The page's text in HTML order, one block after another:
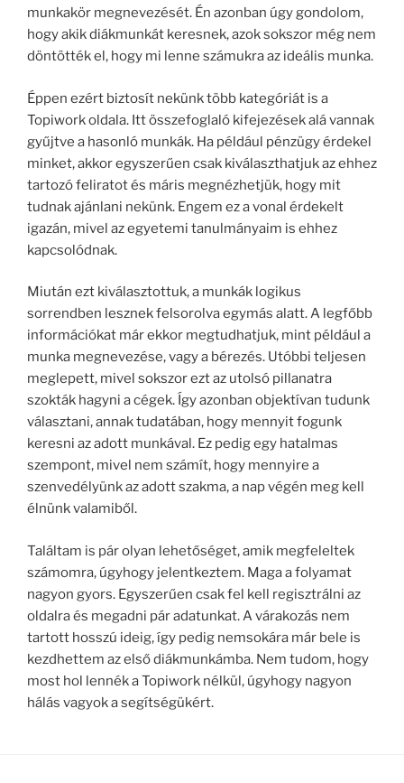
munkakör megnevezését. Én azonban úgy gondolom,
hogy akik diákmunkát keresnek, azok sokszor még nem
döntötték el, hogy mi lenne számukra az ideális munka.
Éppen ezért biztosít nekünk több kategóriát is a
Topiwork oldala. Itt összefoglaló kifejezések alá vannak
gyűjtve a hasonló munkák. Ha például pénzügy érdekel
minket, akkor egyszerűen csak kiválaszthatjuk az ehhez
tartozó feliratot és máris megnézhetjük, hogy mit
tudnak ajánlani nekünk. Engem ez a vonal érdekelt
igazán, mivel az egyetemi tanulmányaim is ehhez
kapcsolódnak.
Miután ezt kiválasztottuk, a munkák logikus
sorrendben lesznek felsorolva egymás alatt. A legfőbb
információkat már ekkor megtudhatjuk, mint például a
munka megnevezése, vagy a bérezés. Utóbbi teljesen
meglepett, mivel sokszor ezt az utolsó pillanatra
szokták hagyni a cégek. Így azonban objektívan tudunk
választani, annak tudatában, hogy mennyit fogunk
keresni az adott munkával. Ez pedig egy hatalmas
szempont, mivel nem számít, hogy mennyire a
szenvedélyünk az adott szakma, a nap végén meg kell
élnünk valamiből.
Találtam is pár olyan lehetőséget, amik megfeleltek
számomra, úgyhogy jelentkeztem. Maga a folyamat
nagyon gyors. Egyszerűen csak fel kell regisztrálni az
oldalra és megadni pár adatunkat. A várakozás nem
tartott hosszú ideig, így pedig nemsokára már bele is
kezdhettem az első diákmunkámba. Nem tudom, hogy
most hol lennék a Topiwork nélkül, úgyhogy nagyon
hálás vagyok a segítségükért.